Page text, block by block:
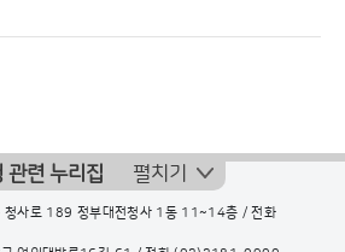
관련 누리집 펼치기
사로 189 정부대전청사 1동 11~14층 / 전화